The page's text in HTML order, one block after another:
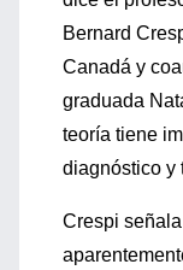
Bernard
Canadá y
graduada
teoría tiene
diagnóstico y
Crespi